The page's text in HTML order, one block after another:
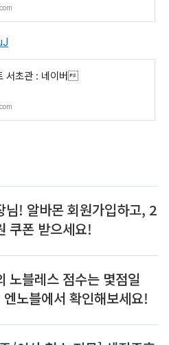
서초관 : 네이버